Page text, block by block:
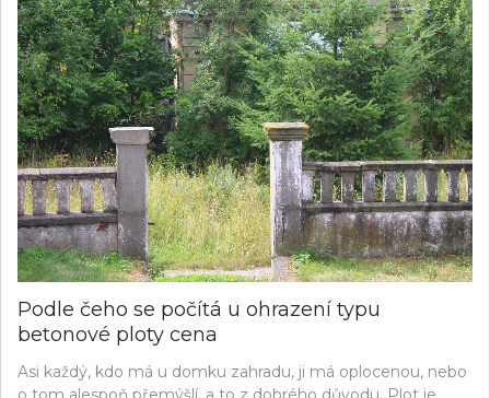
Podle čeho se počítá u ohrazení typu
betonové ploty cena
Asi každý, kdo má u domku zahradu, ji má oplocenou, nebo